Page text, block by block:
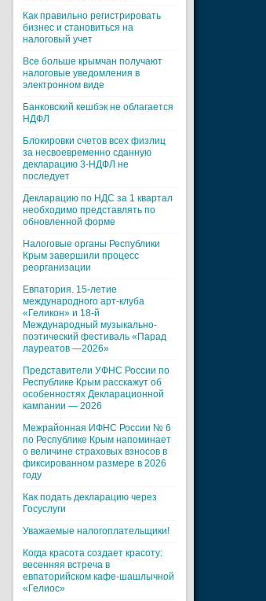
Как правильно регистрировать
бизнес и становиться на
налоговый учет
Все больше крымчан получают
налоговые уведомления в
электронном виде
Банковский кешбэк не облагается
НДФЛ
Блокировки счетов всех физлиц
за несвоевременно сданную
декларацию 3-НДФЛ не
последует
Декларацию по НДС за 1 квартал
необходимо представлять по
обновленной форме
Налоговые органы Республики
Крым завершили процесс
реорганизации
Евпатория. 15-летие
международного арт-клуба
«Геликон» и 18-й
Международный музыкально-
поэтический фестиваль «Парад
лауреатов —2026»
Представители УФНС России по
Республике Крым расскажут об
особенностях Декларационной
кампании — 2026
Межрайонная ИФНС России № 6
по Республике Крым напоминает
о величине страховых взносов в
фиксированном размере в 2026
году
Как подать декларацию через
Госуслуги
Уважаемые налогоплательщики!
Когда красота создает красоту:
весенняя встреча в
евпаторийском кафе-шашлычной
«Гелиос»